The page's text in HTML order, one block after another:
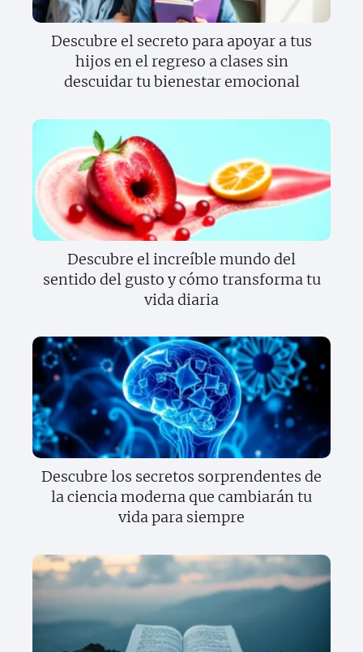
Descubre el secreto para apoyar a tus
hijos en el regreso a clases sin
descuidar tu bienestar emocional
Descubre el increíble mundo del
sentido del gusto y cómo transforma tu
vida diaria
Descubre los secretos sorprendentes de
la ciencia moderna que cambiarán tu
vida para siempre